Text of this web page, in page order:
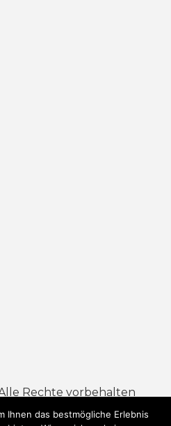
Rechte vorbehalten
Ihnen das bestmögliche Erlebnis